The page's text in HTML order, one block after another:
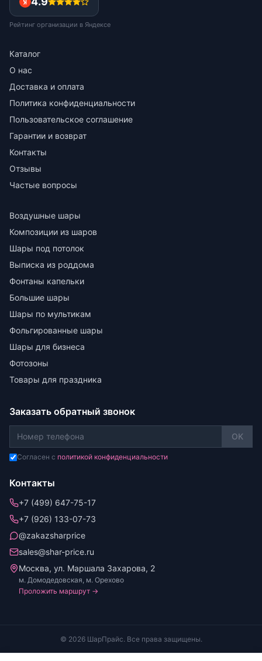
Рейтинг организации в Яндексе
Каталог
О нас
Доставка и оплата
Политика конфиденциальности
Пользовательское соглашение
Гарантии и возврат
Контакты
Отзывы
Частые вопросы
Воздушные шары
Композиции из шаров
Шары под потолок
Выписка из роддома
Фонтаны капельки
Большие шары
Шары по мультикам
Фольгированные шары
Шары для бизнеса
Фотозоны
Товары для праздника
Заказать обратный звонок
OK
Согласен с политикой конфиденциальности
Контакты
+7 (499) 647-75-17
+7 (926) 133-07-73
@zakazsharprice
sales@shar-price.ru
Москва, ул. Маршала Захарова, 2
м. Домодедовская, м. Орехово
Проложить маршрут →
© 2026 ШарПрайс. Все права защищены.